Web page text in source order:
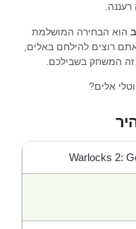
הוא הבחירה המושלמת
רוצים להילחם באלים,
זה המשחק בשבילכם.
אלים?
Warlocks 2: